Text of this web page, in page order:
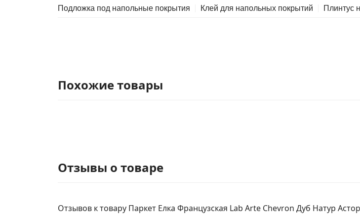
Подложка под напольные покрытия Клей для напольных покрытий Плинтус
Похожие товары
Отзывы о товаре
Отзывов к товару Паркет Елка Французская Lab Arte Chevron Дуб Натур